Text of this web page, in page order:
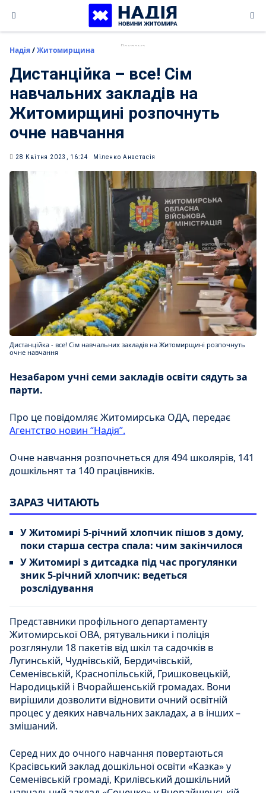
content
Надія/Житомирщина
Дистанційка – все! Сім
навчальних закладів на
Житомирщині розпочнуть
очне навчання
28 Квітня 2023, 16:24 Міленко Анастасія
Дистанційка - все! Сім навчальних закладів на Житомирщині розпочнуть
очне навчання
Незабаром учні семи закладів освіти сядуть за
парти.
Про це повідомляє Житомирська ОДА, передає
Агентство новин “Надія”.
Очне навчання розпочнеться для 494 школярів, 141
дошкільнят та 140 працівників.
ЗАРАЗ ЧИТАЮТЬ
У Житомирі 5-річний хлопчик пішов з дому,
поки старша сестра спала: чим закінчилося
У Житомирі з дитсадка під час прогулянки
зник 5-річний хлопчик: ведеться
розслідування
Представники профільного департаменту
Житомирської ОВА, рятувальники і поліція
розглянули 18 пакетів від шкіл та садочків в
Лугинській, Чуднівській, Бердичівській,
Семенівській, Краснопільській, Гришковецькій,
Народицькій і Вчорайшенській громадах. Вони
вирішили дозволити відновити очний освітній
процес у деяких навчальних закладах, а в інших –
змішаний.
Серед них до очного навчання повертаються
Красівський заклад дошкільної освіти «Казка» у
Семенівській громаді, Крилівський дошкільний